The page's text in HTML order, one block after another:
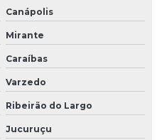
Canápolis
Mirante
Caraíbas
Varzedo
Ribeirão do Largo
Jucuruçu